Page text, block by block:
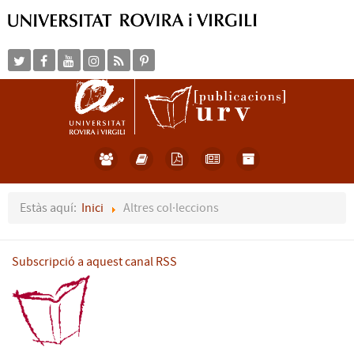
Estàs aquí: Inici Altres col·leccions
Subscripció a aquest canal RSS